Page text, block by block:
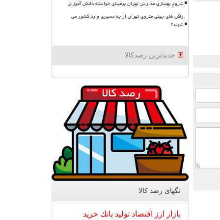
شروع بهسازی مدارس تهران برمبنای خواسته دانش آموزان
واگن های چینی متروی تهران از چه مسیری وارد کشور می
شوند؟
جدیدترین رصدکالا
تگهای رصد كالا
بازار ارز اقتصاد تولید بانك خرید